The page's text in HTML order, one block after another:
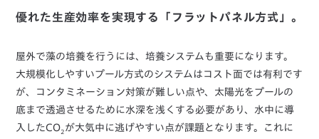
優れた生産効率を実現する「フラットパネル方式」。
屋外で藻の培養を行うには、培養システムも重要になります。
大規模化しやすいプール方式のシステムはコスト面では有利です
が、コンタミネーション対策が難しい点や、太陽光をプールの
底まで透過させるために水深を浅くする必要があり、水中に導
入したCO2 が大気中に逃げやすい点が課題となります。これに